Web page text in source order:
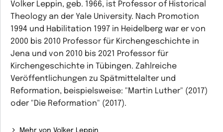
Volker Leppin, geb. 1966, ist Professor of Historical
Theology an der Yale University. Nach Promotion
1994 und Habilitation 1997 in Heidelberg war er von
2000 bis 2010 Professor für Kirchengeschichte in
Jena und von 2010 bis 2021 Professor für
Kirchengeschichte in Tübingen. Zahlreiche
Veröffentlichungen zu Spätmittelalter und
Reformation, beispielsweise: "Martin Luther" (2017)
oder "Die Reformation" (2017).
Mehr von Volker Leppin